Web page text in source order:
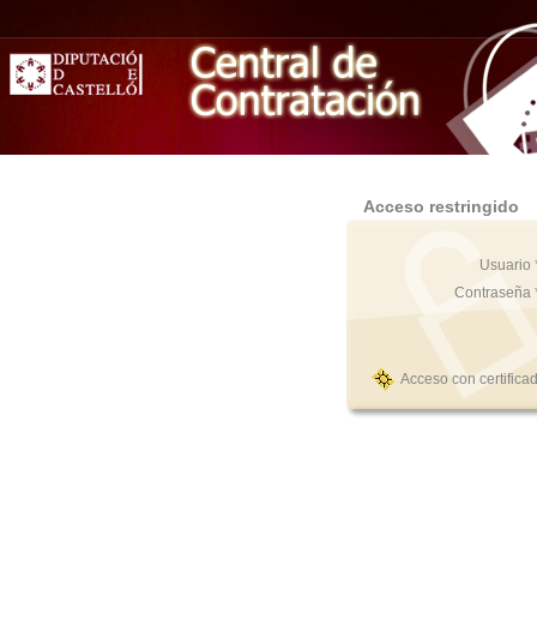
Acceso restringido
Usuario
Contraseña
Acceso con